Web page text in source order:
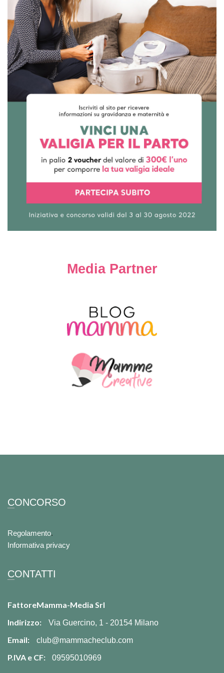
Media Partner
CONCORSO
Regolamento.
Informativa privacy
CONTATTI
FattoreMamma-Media Srl
Indirizzo:
Via Guercino, 1 - 20154 Milano
Email: club@mammacheclub.com
P.IVA e CF: 09595010969